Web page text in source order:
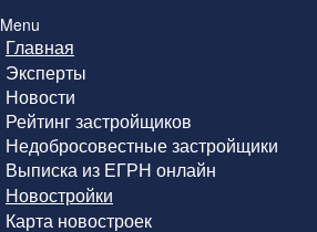
Menu
Главная
Эксперты
Новости
Рейтинг застройщиков
Недобросовестные застройщики
Выписка из ЕГРН онлайн
Новостройки
Карта новостроек